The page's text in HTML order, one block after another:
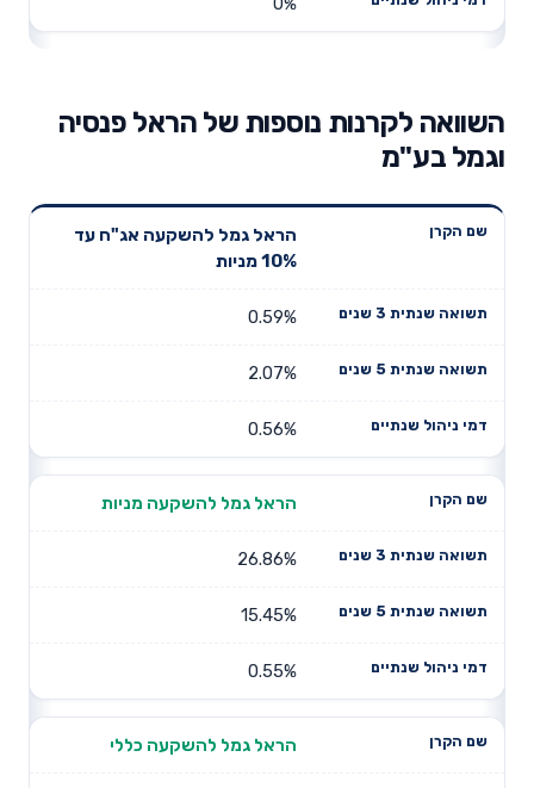
השוואה לקרנות נוספות של הראל פנסיה
וגמל בע"מ
שנתית 3
תשואה
דמי ניהול
הראל גמל להשקעה אג"ח עד
10% מניות
0.59%
2.07%
0.56%
הראל גמל להשקעה מניות
26.86%
15.45%
0.55%
הראל גמל להשקעה כללי